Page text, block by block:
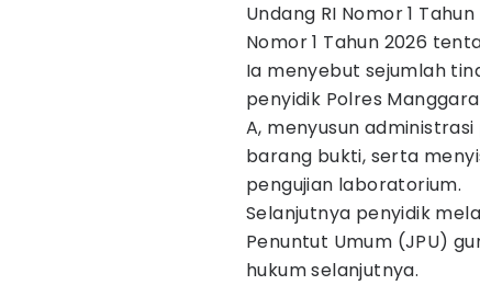
Undang RI Nomor 1
Nomor 1 Tahun 2026
Ia menyebut sejumlah
penyidik Polres
A, menyusun
barang bukti, serta
pengujian laboratorium.
Selanjutnya penyidik
Penuntut Umum (JPU)
hukum selanjutnya.